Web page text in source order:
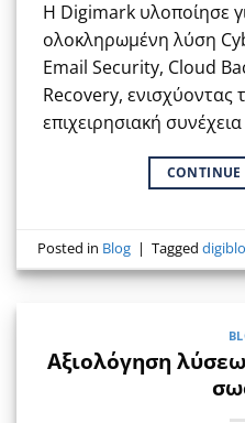
Η Digimark υλοποίησε
ολοκληρωμένη λύση
Email Security, Cloud
Recovery, ενισχύοντας
επιχειρησιακή
CONTINUE
Posted in Blog | Tagged
Αξιολόγηση